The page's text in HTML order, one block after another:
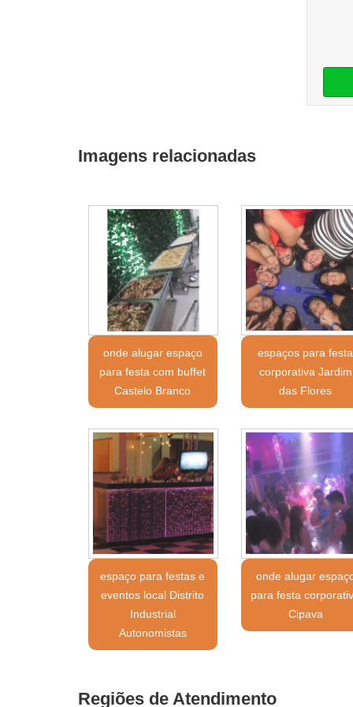
Imagens relacionadas
onde alugar espaço
para festa com buffet
Castelo Branco
espaços para festa
corporativa Jardim
das Flores
espaço para festas e
eventos local Distrito
Industrial
Autonomistas
onde alugar
para festa
Cipava
Regiões de Atendimento